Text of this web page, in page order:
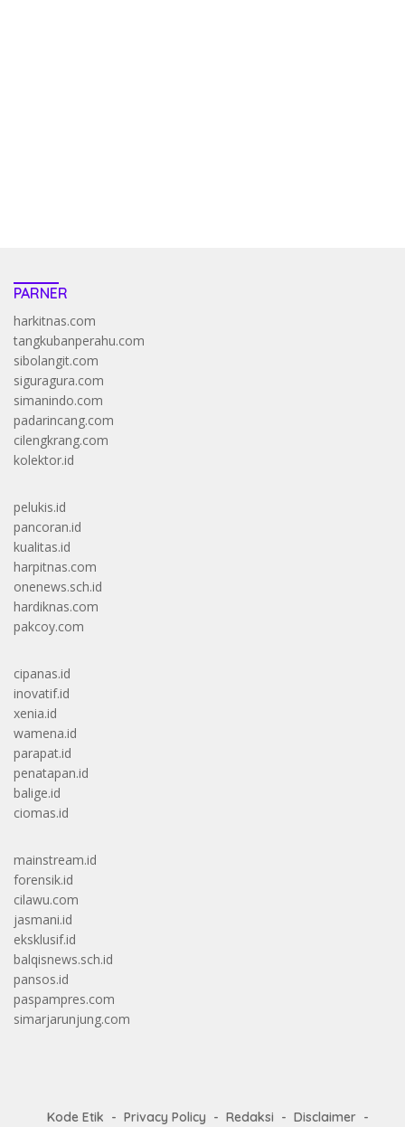
PARNER
harkitnas.com
tangkubanperahu.com
sibolangit.com
siguragura.com
simanindo.com
padarincang.com
cilengkrang.com
kolektor.id
pelukis.id
pancoran.id
kualitas.id
harpitnas.com
onenews.sch.id
hardiknas.com
pakcoy.com
cipanas.id
inovatif.id
xenia.id
wamena.id
parapat.id
penatapan.id
balige.id
ciomas.id
mainstream.id
forensik.id
cilawu.com
jasmani.id
eksklusif.id
balqisnews.sch.id
pansos.id
paspampres.com
simarjarunjung.com
Kode Etik Privacy Policy Redaksi Disclaimer